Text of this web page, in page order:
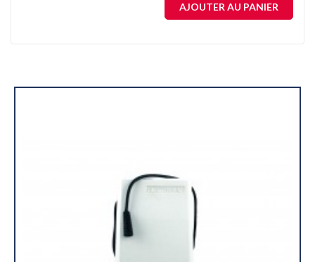
AJOUTER AU PANIER